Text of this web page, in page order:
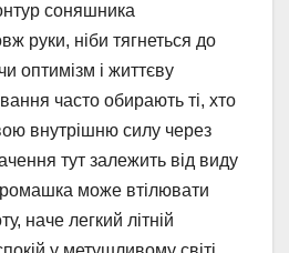
соняшника
руки, ніби тягнеться до
оптимізм і життєву
часто обирають ті, хто
внутрішню силу через
тут залежить від виду
ромашка може втілювати
наче легкий літній